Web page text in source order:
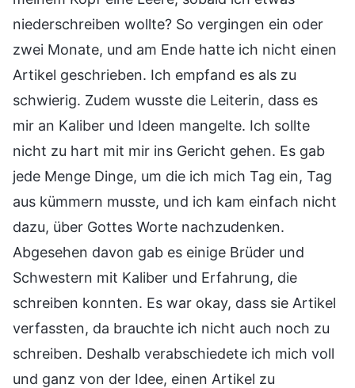
niederschreiben wollte? So vergingen ein oder
zwei Monate, und am Ende hatte ich nicht einen
Artikel geschrieben. Ich empfand es als zu
schwierig. Zudem wusste die Leiterin, dass es
mir an Kaliber und Ideen mangelte. Ich sollte
nicht zu hart mit mir ins Gericht gehen. Es gab
jede Menge Dinge, um die ich mich Tag ein, Tag
aus kümmern musste, und ich kam einfach nicht
dazu, über Gottes Worte nachzudenken.
Abgesehen davon gab es einige Brüder und
Schwestern mit Kaliber und Erfahrung, die
schreiben konnten. Es war okay, dass sie Artikel
verfassten, da brauchte ich nicht auch noch zu
schreiben. Deshalb verabschiedete ich mich voll
und ganz von der Idee, einen Artikel zu